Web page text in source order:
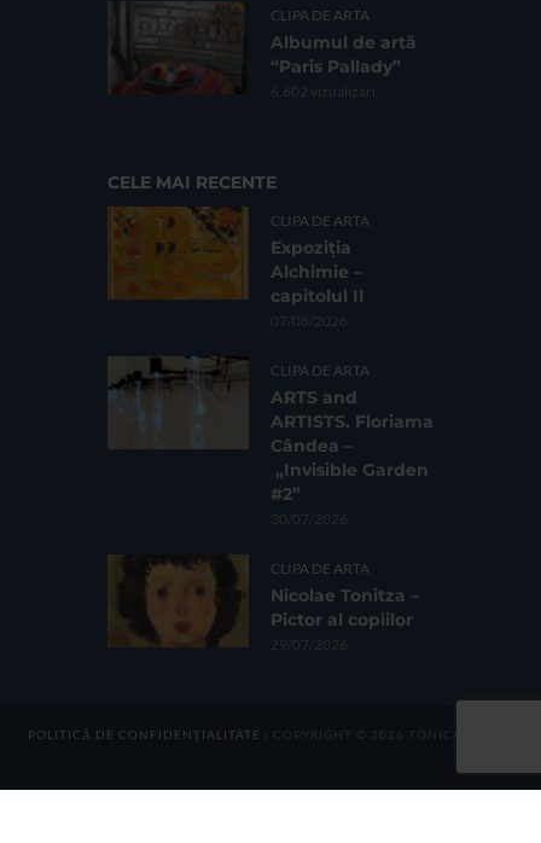
CLIPA DE ARTA
Albumul de artă
“Paris Pallady”
6.602 vizualizari
CELE MAI RECENTE
CLIPA DE ARTA
Expoziția
Alchimie –
capitolul II
07/08/2026
CLIPA DE ARTA
ARTS and
ARTISTS. Floriama
Cândea –
„Invisible Garden
#2”
30/07/2026
CLIPA DE ARTA
Nicolae Tonitza –
Pictor al copiilor
29/07/2026
POLITICĂ DE CONFIDENȚIALITATE | COPYRIGHT © 2026 TONICA GROUP